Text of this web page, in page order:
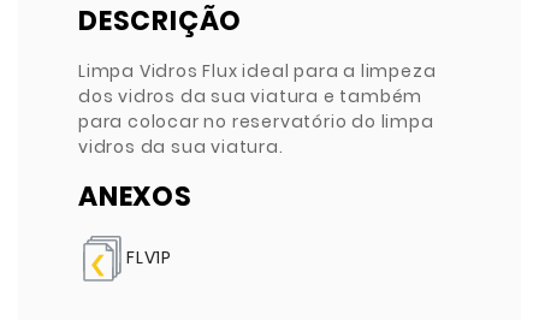
DESCRIÇÃO
Limpa Vidros Flux ideal para a limpeza
dos vidros da sua viatura e também
para colocar no reservatório do limpa
vidros da sua viatura.
ANEXOS
FLV1P